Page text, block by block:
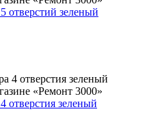
зеленый
зеленый